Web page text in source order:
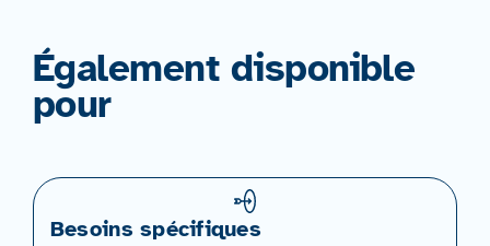
Également disponible
pour
Besoins spécifiques